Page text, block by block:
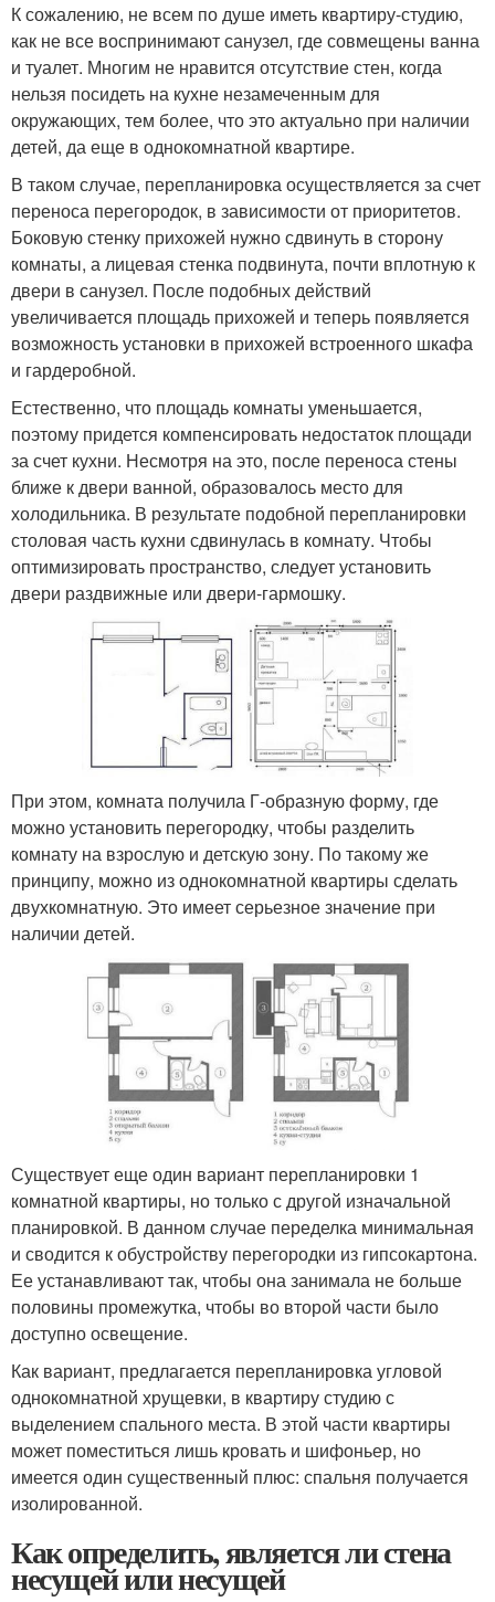
К сожалению, не всем по душе иметь квартиру-студию,
как не все воспринимают санузел, где совмещены ванна
и туалет. Многим не нравится отсутствие стен, когда
нельзя посидеть на кухне незамеченным для
окружающих, тем более, что это актуально при наличии
детей, да еще в однокомнатной квартире.
В таком случае, перепланировка осуществляется за счет
переноса перегородок, в зависимости от приоритетов.
Боковую стенку прихожей нужно сдвинуть в сторону
комнаты, а лицевая стенка подвинута, почти вплотную к
двери в санузел. После подобных действий
увеличивается площадь прихожей и теперь появляется
возможность установки в прихожей встроенного шкафа
и гардеробной.
Естественно, что площадь комнаты уменьшается,
поэтому придется компенсировать недостаток площади
за счет кухни. Несмотря на это, после переноса стены
ближе к двери ванной, образовалось место для
холодильника. В результате подобной перепланировки
столовая часть кухни сдвинулась в комнату. Чтобы
оптимизировать пространство, следует установить
двери раздвижные или двери-гармошку.
При этом, комната получила Г-образную форму, где
можно установить перегородку, чтобы разделить
комнату на взрослую и детскую зону. По такому же
принципу, можно из однокомнатной квартиры сделать
двухкомнатную. Это имеет серьезное значение при
наличии детей.
Существует еще один вариант перепланировки 1
комнатной квартиры, но только с другой изначальной
планировкой. В данном случае переделка минимальная
и сводится к обустройству перегородки из гипсокартона.
Ее устанавливают так, чтобы она занимала не больше
половины промежутка, чтобы во второй части было
доступно освещение.
Как вариант, предлагается перепланировка угловой
однокомнатной хрущевки, в квартиру студию с
выделением спального места. В этой части квартиры
может поместиться лишь кровать и шифоньер, но
имеется один существенный плюс: спальня получается
изолированной.
Как определить, является ли стена
несущей или несущей